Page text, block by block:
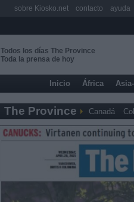
Todos los días The Province
Toda la prensa de hoy
Inicio África
The Province Canadá
sobre Kiosko.net contacto ayuda